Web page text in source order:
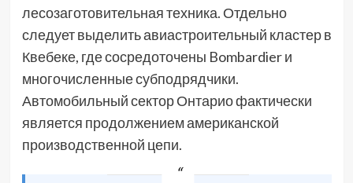
лесозаготовительная техника. Отдельно
следует выделить авиастроительный кластер в
Квебеке, где сосредоточены Bombardier и
многочисленные субподрядчики.
Автомобильный сектор Онтарио фактически
является продолжением американской
производственной цепи.